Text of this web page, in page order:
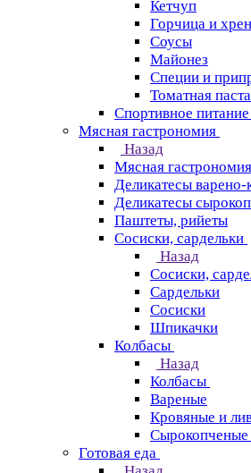
Кетчуп
Горчица и хрен
Соусы
Майонез
Специи и
Томатная
Спортивное
Мясная гастрономия
Назад
Мясная гастрономия
Деликатесы варено-
Деликатесы
Паштеты, рийеты
Сосиски, сардельки
Назад
Сосиски,
Сардельки
Сосиски
Шпикачки
Колбасы
Назад
Колбасы
Вареные
Кровяные и
Сырокопченые
Готовая еда